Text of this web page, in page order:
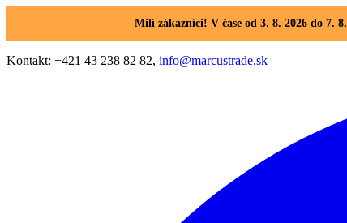
Milí zákazníci! V čase od 3. 8. 2026 do 7.
Kontakt: +421 43 238 82 82, info@marcustrade.sk